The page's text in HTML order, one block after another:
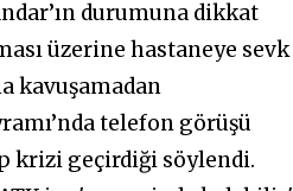
durumuna dikkat
üzerine hastaneye sevk
kavuşamadan
telefon görüşü
krizi geçirdiği söylendi.